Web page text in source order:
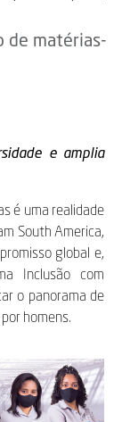
de matérias-
e amplia
é uma realidade
South America,
global e,
Inclusão com
o panorama de
homens.